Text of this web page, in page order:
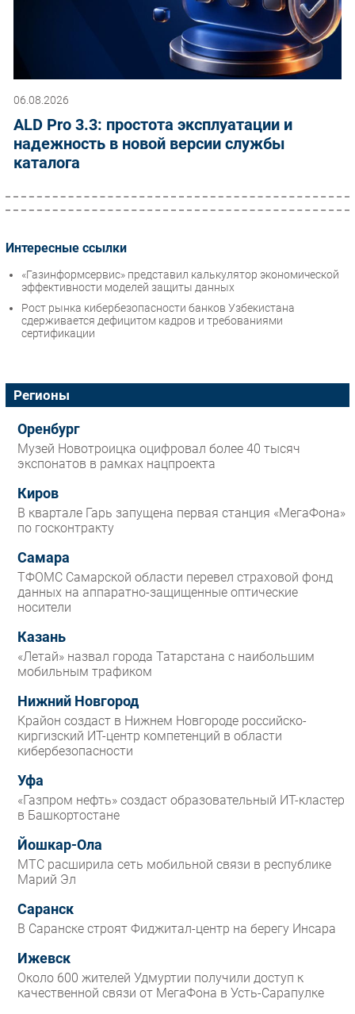
06.08.2026
ALD Pro 3.3: простота эксплуатации и
надежность в новой версии службы
каталога
Интересные ссылки
«Газинформсервис» представил калькулятор экономической
эффективности моделей защиты данных
Рост рынка кибербезопасности банков Узбекистана
сдерживается дефицитом кадров и требованиями
сертификации
Регионы
Оренбург
Музей Новотроицка оцифровал более 40 тысяч
экспонатов в рамках нацпроекта
Киров
В квартале Гарь запущена первая станция «МегаФона»
по госконтракту
Самара
ТФОМС Самарской области перевел страховой фонд
данных на аппаратно-защищенные оптические
носители
Казань
«Летай» назвал города Татарстана с наибольшим
мобильным трафиком
Нижний Новгород
Крайон создаст в Нижнем Новгороде российско-
киргизский ИТ-центр компетенций в области
кибербезопасности
Уфа
«Газпром нефть» создаст образовательный ИТ-кластер
в Башкортостане
Йошкар-Ола
МТС расширила сеть мобильной связи в республике
Марий Эл
Саранск
В Саранске строят Фиджитал-центр на берегу Инсара
Ижевск
Около 600 жителей Удмуртии получили доступ к
качественной связи от МегаФона в Усть-Сарапулке